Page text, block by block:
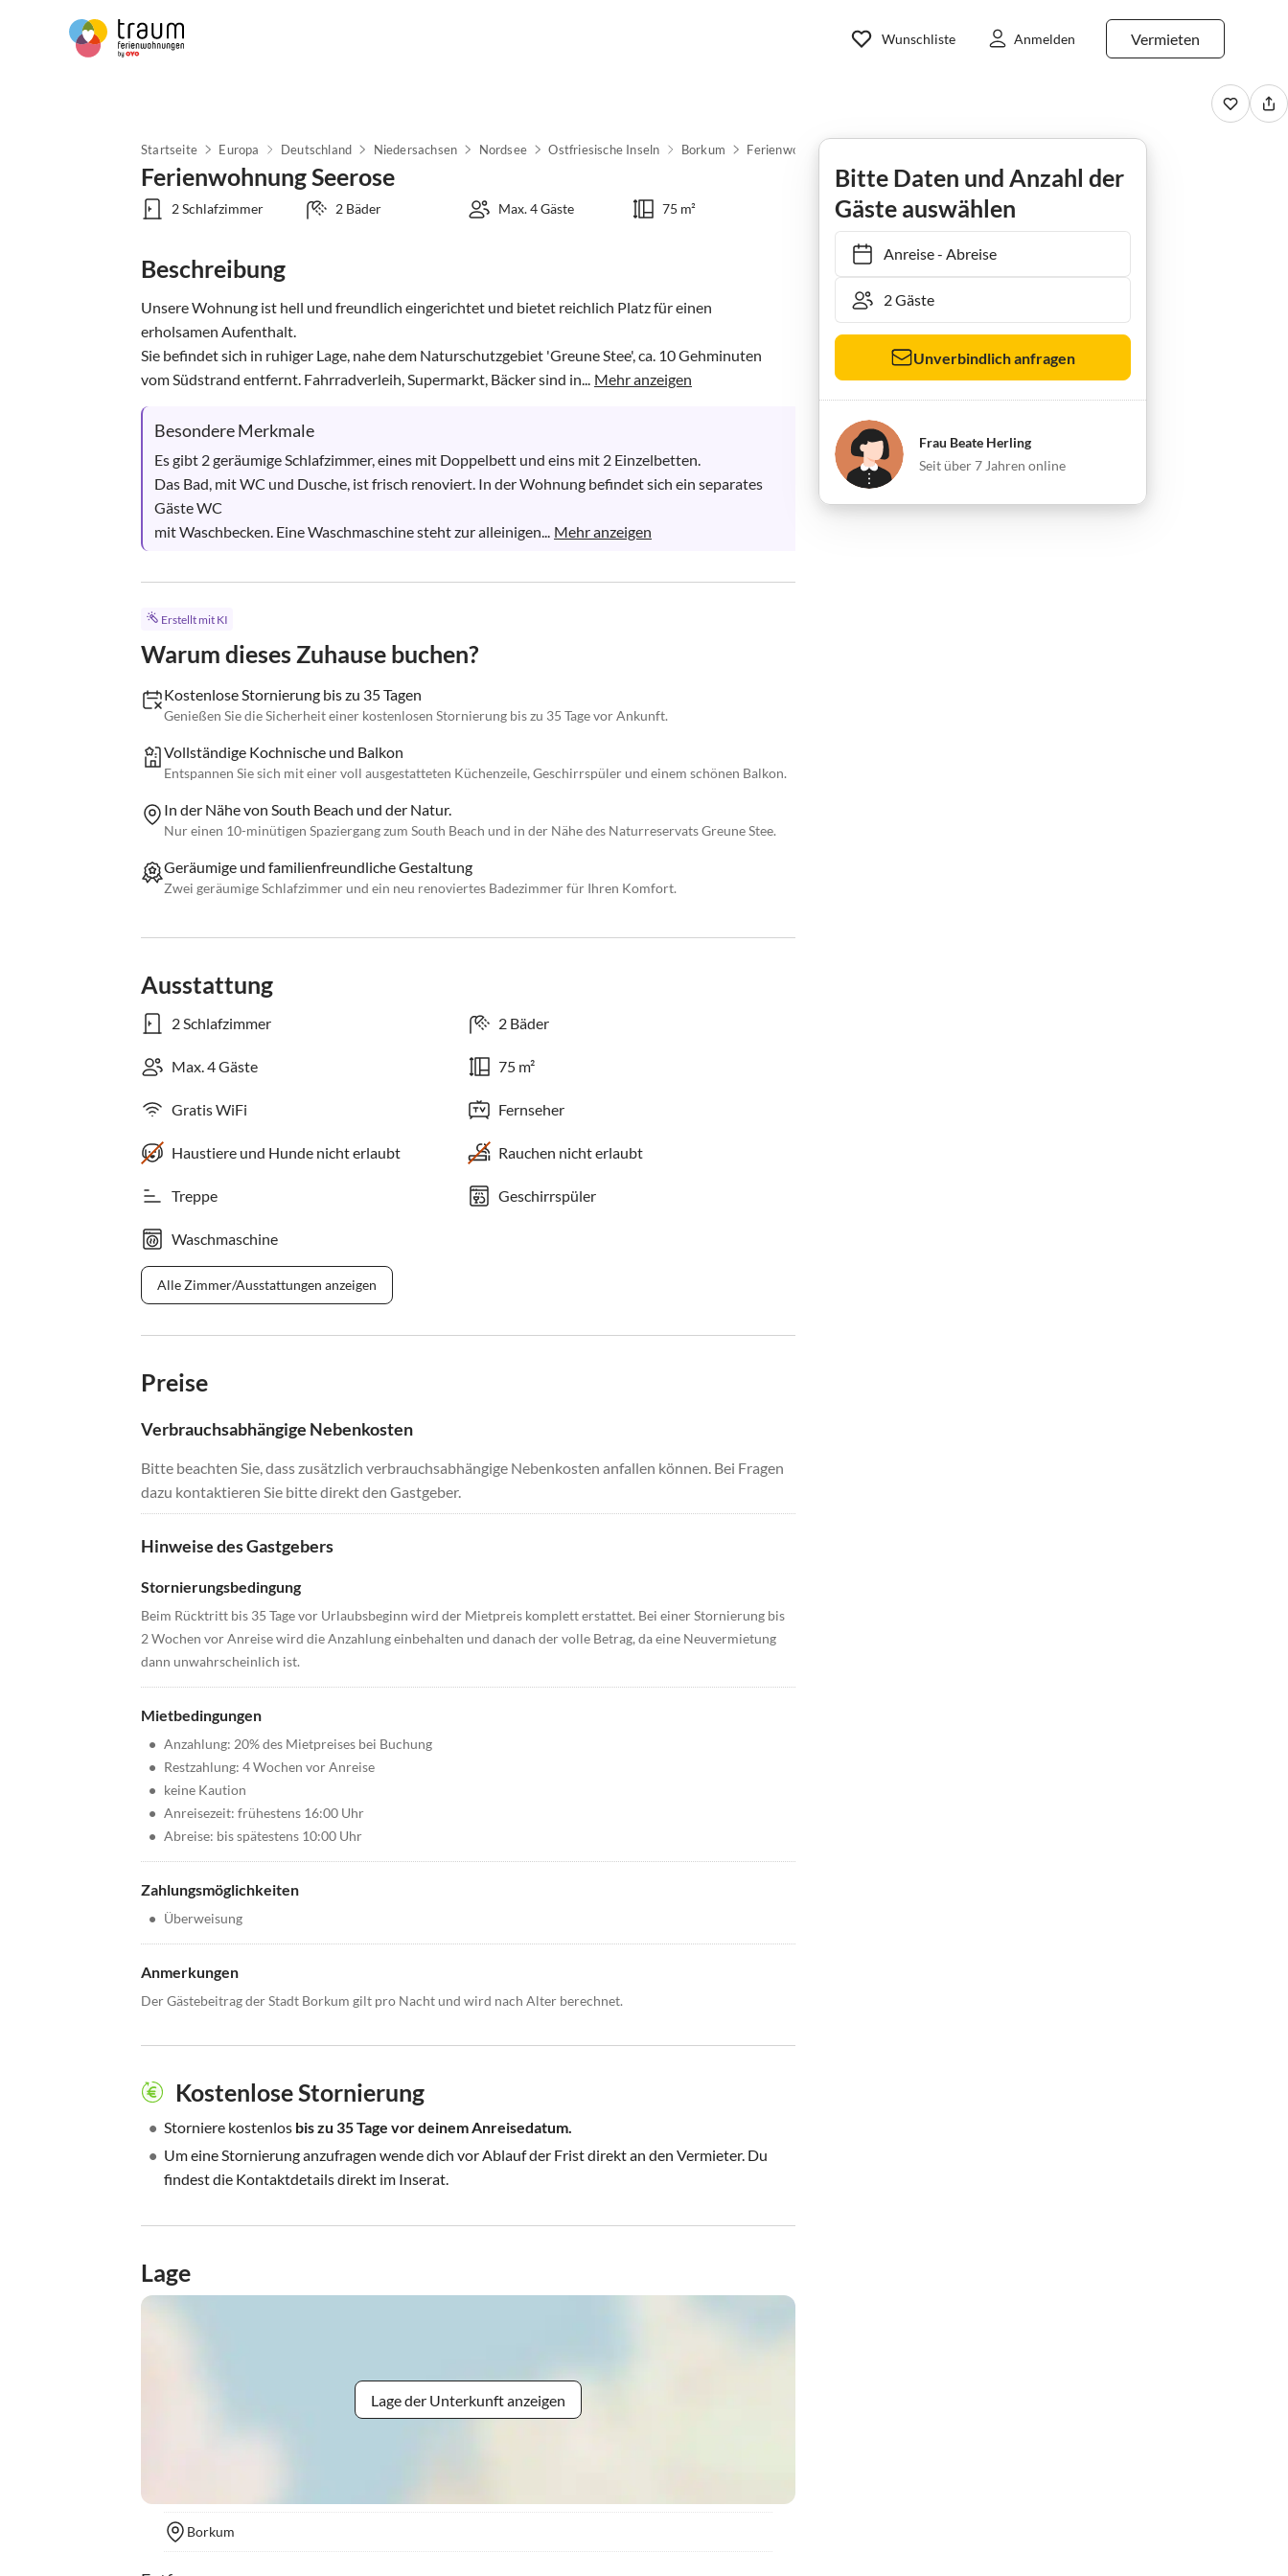
Vermieten
Wunschliste Anmelden
Startseite Europa Deutschland Niedersachsen Nordsee Ostfriesische Inseln Borkum Ferienwohnung Seerose
Ferienwohnung Seerose
2 Schlafzimmer 2 Bäder Max. 4 Gäste 75 m²
Beschreibung
Unsere Wohnung ist hell und freundlich eingerichtet und bietet reichlich Platz für einen
erholsamen Aufenthalt.
Sie befindet sich in ruhiger Lage, nahe dem Naturschutzgebiet 'Greune Stee', ca. 10 Gehminuten
vom Südstrand entfernt. Fahrradverleih, Supermarkt, Bäcker sind in... Mehr anzeigen
Besondere Merkmale
Es gibt 2 geräumige Schlafzimmer, eines mit Doppelbett und eins mit 2 Einzelbetten.
Das Bad, mit WC und Dusche, ist frisch renoviert. In der Wohnung befindet sich ein separates
Gäste WC
mit Waschbecken. Eine Waschmaschine steht zur alleinigen... Mehr anzeigen
Erstellt mit KI
Warum dieses Zuhause buchen?
Kostenlose Stornierung bis zu 35 Tagen
Genießen Sie die Sicherheit einer kostenlosen Stornierung bis zu 35 Tage vor Ankunft.
Vollständige Kochnische und Balkon
Entspannen Sie sich mit einer voll ausgestatteten Küchenzeile, Geschirrspüler und einem schönen Balkon.
In der Nähe von South Beach und der Natur.
Nur einen 10-minütigen Spaziergang zum South Beach und in der Nähe des Naturreservats Greune Stee.
Geräumige und familienfreundliche Gestaltung
Zwei geräumige Schlafzimmer und ein neu renoviertes Badezimmer für Ihren Komfort.
Ausstattung
2 Schlafzimmer 2 Bäder
Max. 4 Gäste 75 m²
Gratis WiFi Fernseher
Haustiere und Hunde nicht erlaubt Rauchen nicht erlaubt
Treppe Geschirrspüler
Waschmaschine
Alle Zimmer/Ausstattungen anzeigen
Preise
Verbrauchsabhängige Nebenkosten
Bitte beachten Sie, dass zusätzlich verbrauchsabhängige Nebenkosten anfallen können. Bei Fragen
dazu kontaktieren Sie bitte direkt den Gastgeber.
Hinweise des Gastgebers
Stornierungsbedingung
Beim Rücktritt bis 35 Tage vor Urlaubsbeginn wird der Mietpreis komplett erstattet. Bei einer Stornierung bis
2 Wochen vor Anreise wird die Anzahlung einbehalten und danach der volle Betrag, da eine Neuvermietung
dann unwahrscheinlich ist.
Mietbedingungen
• Anzahlung: 20% des Mietpreises bei Buchung
• Restzahlung: 4 Wochen vor Anreise
• keine Kaution
• Anreisezeit: frühestens 16:00 Uhr
• Abreise: bis spätestens 10:00 Uhr
Zahlungsmöglichkeiten
• Überweisung
Anmerkungen
Der Gästebeitrag der Stadt Borkum gilt pro Nacht und wird nach Alter berechnet.
Kostenlose Stornierung
• Storniere kostenlos bis zu 35 Tage vor deinem Anreisedatum.
• Um eine Stornierung anzufragen wende dich vor Ablauf der Frist direkt an den Vermieter. Du
findest die Kontaktdetails direkt im Inserat.
Lage
Lage der Unterkunft anzeigen
Borkum
Bitte Daten und Anzahl der
Gäste auswählen
Anreise- Abreise
Unverbindlich anfragen
Frau Beate Herling
Seit über 7 Jahren online